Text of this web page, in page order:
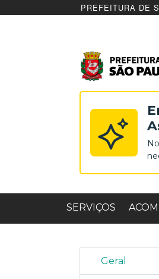
PREFEITURA DE
SERVIÇOS, OS
Geral